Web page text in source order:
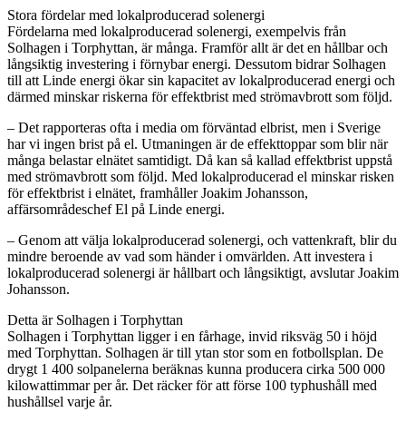
Stora fördelar med lokalproducerad solenergi
Fördelarna med lokalproducerad solenergi, exempelvis från
Solhagen i Torphyttan, är många. Framför allt är det en hållbar och
långsiktig investering i förnybar energi. Dessutom bidrar Solhagen
till att Linde energi ökar sin kapacitet av lokalproducerad energi och
därmed minskar riskerna för effektbrist med strömavbrott som följd.
– Det rapporteras ofta i media om förväntad elbrist, men i Sverige
har vi ingen brist på el. Utmaningen är de effekttoppar som blir när
många belastar elnätet samtidigt. Då kan så kallad effektbrist uppstå
med strömavbrott som följd. Med lokalproducerad el minskar risken
för effektbrist i elnätet, framhåller Joakim Johansson,
affärsområdeschef El på Linde energi.
– Genom att välja lokalproducerad solenergi, och vattenkraft, blir du
mindre beroende av vad som händer i omvärlden. Att investera i
lokalproducerad solenergi är hållbart och långsiktigt, avslutar Joakim
Johansson.
Detta är Solhagen i Torphyttan
Solhagen i Torphyttan ligger i en fårhage, invid riksväg 50 i höjd
med Torphyttan. Solhagen är till ytan stor som en fotbollsplan. De
drygt 1 400 solpanelerna beräknas kunna producera cirka 500 000
kilowattimmar per år. Det räcker för att förse 100 typhushåll med
hushållsel varje år.